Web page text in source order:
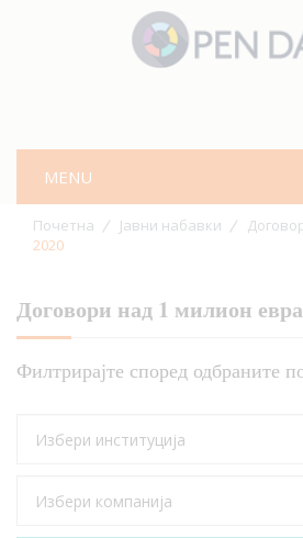
MENU
Почетна Јавни набавки
2020
Договори над 1 милион
Филтрирајте според одбраните